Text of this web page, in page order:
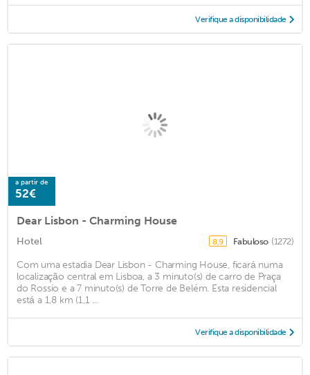
Verifique a disponibilidade
a partir de
52€
Dear Lisbon - Charming House
Hotel 8,9 Fabuloso (1272)
Com uma estadia Dear Lisbon - Charming House, ficará numa
localização central em Lisboa, a 3 minuto(s) de carro de Praça
do Rossio e a 7 minuto(s) de Torre de Belém. Esta residencial
está a 1,8 km (1,1 ...
Verifique a disponibilidade